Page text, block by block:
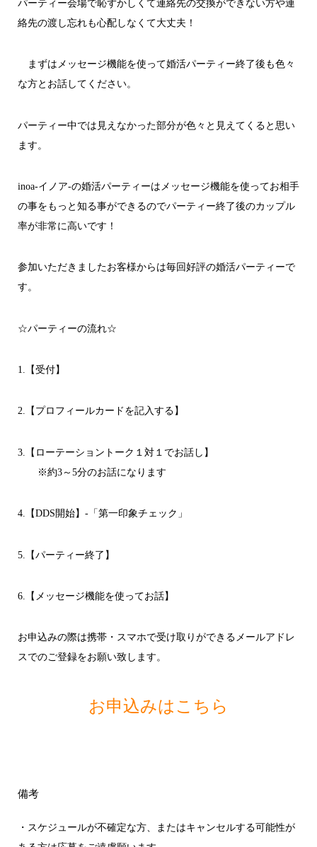
パーティー会場で恥ずかしくて連絡先の交換ができない方や連
絡先の渡し忘れも心配しなくて大丈夫！
まずはメッセージ機能を使って婚活パーティー終了後も色々
な方とお話してください。
パーティー中では見えなかった部分が色々と見えてくると思い
ます。
inoa-イノア-の婚活パーティーはメッセージ機能を使ってお相手
の事をもっと知る事ができるのでパーティー終了後のカップル
率が非常に高いです！
参加いただきましたお客様からは毎回好評の婚活パーティーで
す。
☆パーティーの流れ☆
1.【受付】
2.【プロフィールカードを記入する】
3.【ローテーショントーク１対１でお話し】
※約3～5分のお話になります
4.【DDS開始】-「第一印象チェック」
5.【パーティー終了】
6.【メッセージ機能を使ってお話】
お申込みの際は携帯・スマホで受け取りができるメールアドレ
スでのご登録をお願い致します。
お申込みはこちら
備考
・スケジュールが不確定な方、またはキャンセルする可能性が